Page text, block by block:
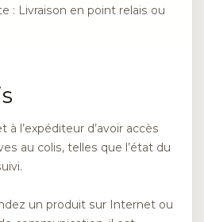
: Livraison en point relais ou
l’expéditeur d’avoir accès
au colis, telles que l’état du
un produit sur Internet ou